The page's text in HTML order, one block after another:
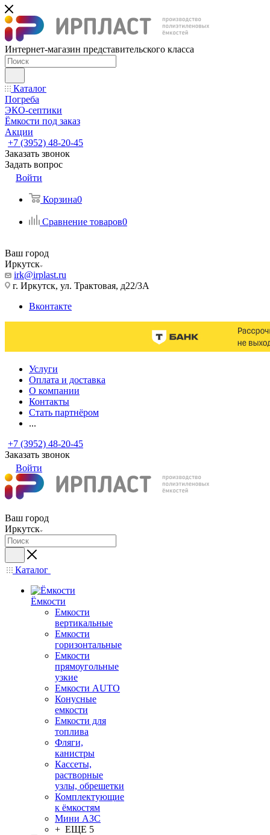
Интернет-магазин представительского класса
Каталог
Погреба
ЭКО-септики
Ёмкости под заказ
Акции
+7 (3952) 48-20-45
Заказать звонок
Задать вопрос
Войти
Корзина0
Сравнение товаров0
Ваш город
Иркутск
irk@irplast.ru
г. Иркутск, ул. Трактовая, д22/3А
Вконтакте
Услуги
Оплата и доставка
О компании
Контакты
Стать партнёром
...
+7 (3952) 48-20-45
Заказать звонок
Войти
Ваш город
Иркутск
Каталог
Ёмкости
Емкости
вертикальные
Емкости
горизонтальные
Емкости
прямоугольные
узкие
Емкости АUТО
Конусные
емкости
Емкости для
топлива
Фляги,
канистры
Кассеты,
растворные
узлы, обрешетки
Комплектующие
к ёмкостям
Мини АЗС
+ ЕЩЕ 5